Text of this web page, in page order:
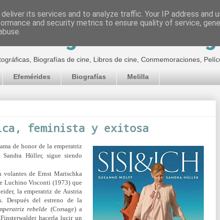
de Jorge
Biografías de cine, Libros de cine, Conmemoraciones,
Efemérides Biografías Melilla
feminista y exitosa
de honor de la emperatriz
Hüller, sigue siendo
volantes de Ernst Marischka
Luchino Visconti (1973) que
la emperatriz de Austria
Después del estreno de la
rebelde (Corsage) a
hacerla lucir un
its services and to analyze traffic. Your IP address and
and security metrics to ensure quality of service,